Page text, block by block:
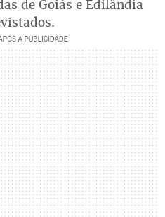
de Goiás e Edilândia